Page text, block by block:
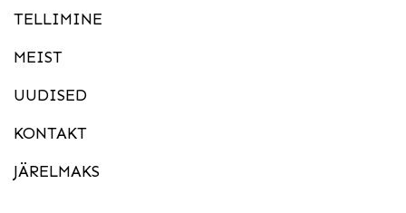
TELLIMINE
MEIST
UUDISED
KONTAKT
JÄRELMAKS